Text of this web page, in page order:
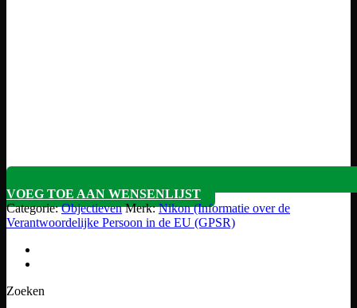
VOEG TOE AAN WENSENLIJST
Categorie:Objectieven Merk:Nikon (Informatie over de
Verantwoordelijke Persoon in de EU (GPSR)
Zoeken